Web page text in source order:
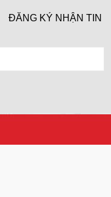
ĐĂNG KÝ NHẬN TIN